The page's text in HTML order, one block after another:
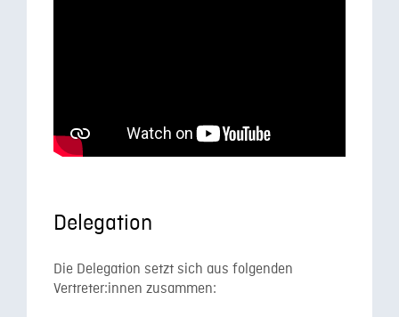
Delegation
Die Delegation setzt sich aus folgenden
Vertreter:innen zusammen: